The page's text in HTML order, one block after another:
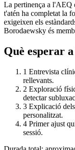
La pertinença a l'AEQ
t'atén ha completat la
exigeixen els
Borodaewsky és
Què esperar
1 Entrevista
rellevants.
2 Exploració
detectar
3 Explicació
personalitzat.
4 Primer ajust
sessió.